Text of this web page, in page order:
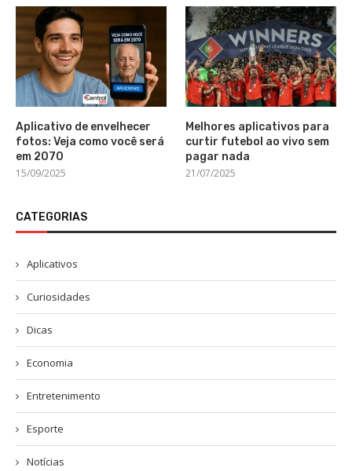
Aplicativo de envelhecer
fotos: Veja como você será
em 2070
15/09/2025
Melhores aplicativos para
curtir futebol ao vivo sem
pagar nada
21/07/2025
CATEGORIAS
Aplicativos
Curiosidades
Dicas
Economia
Entretenimento
Esporte
Notícias